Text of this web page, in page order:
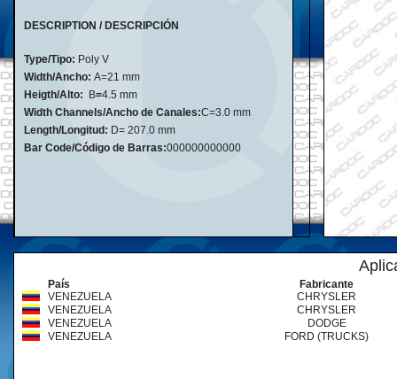
DESCRIPTION / DESCRIPCIÓN
Type/Tipo: Poly V
Width/Ancho: A=21 mm
Heigth/Alto:
B=4.5 mm
Width Channels/Ancho de Canales:C=3.0 mm
Length/Longitud: D= 207.0 mm
Bar Code/Código de Barras:000000000000
País
Fabricante
VENEZUELA
CHRYSLER
VENEZUELA
CHRYSLER
VENEZUELA
DODGE
VENEZUELA
FORD (TRUCKS)